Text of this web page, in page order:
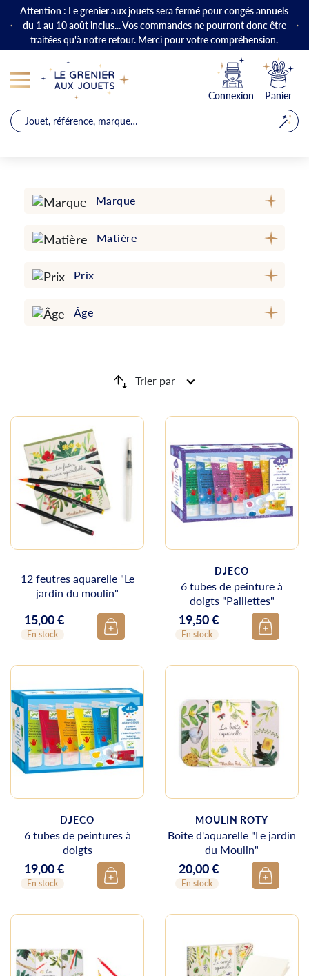
Attention : Le grenier aux jouets sera fermé pour congés annuels
du 1 au 10 août inclus... Vos commandes ne pourront donc être
traitées qu'à notre retour. Merci pour votre compréhension.
Connexion Panier
Marque
Matière
Prix
Âge
Trier par
12 feutres aquarelle "Le
jardin du moulin"
Prix
15,00 €
En stock
DJECO
6 tubes de peinture à
doigts "Paillettes"
Prix
19,50 €
En stock
DJECO
6 tubes de peintures à
doigts
Prix
19,00 €
En stock
MOULIN ROTY
Boite d'aquarelle "Le jardin
du Moulin"
Prix
20,00 €
En stock